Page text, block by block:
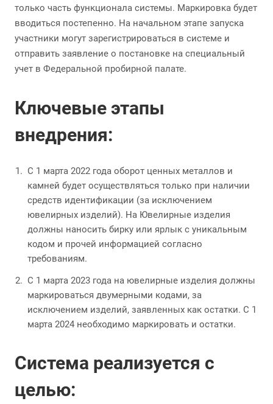
только часть функционала системы. Маркировка будет
вводиться постепенно. На начальном этапе запуска
участники могут зарегистрироваться в системе и
отправить заявление о постановке на специальный
учет в Федеральной пробирной палате.
Ключевые этапы
внедрения:
С 1 марта 2022 года оборот ценных металлов и
камней будет осуществляться только при наличии
средств идентификации (за исключением
ювелирных изделий). На Ювелирные изделия
должны наносить бирку или ярлык с уникальным
кодом и прочей информацией согласно
требованиям.
С 1 марта 2023 года на ювелирные изделия должны
маркироваться двумерными кодами, за
исключением изделий, заявленных как остатки. С 1
марта 2024 необходимо маркировать и остатки.
Система реализуется с
целью: